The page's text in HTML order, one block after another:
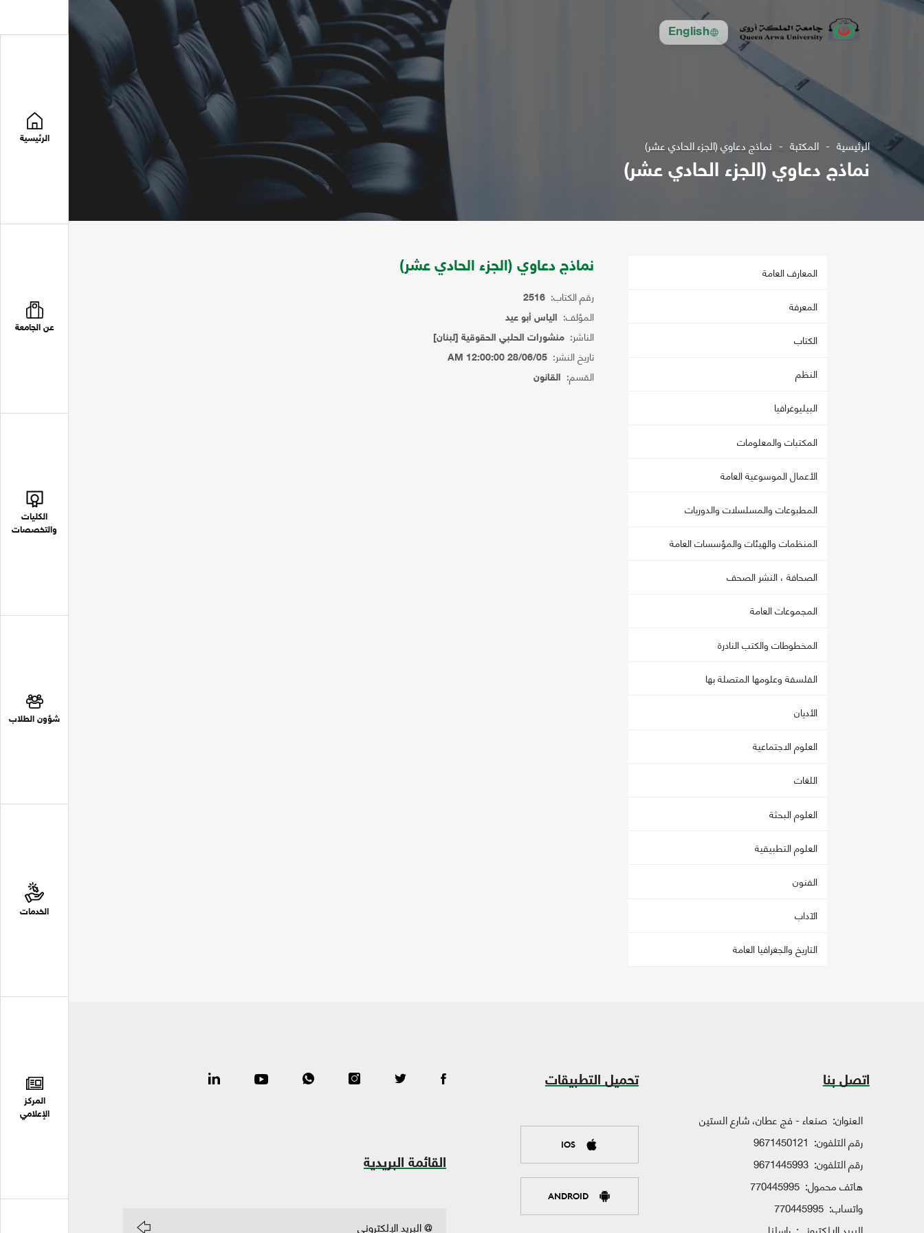
English
الرئيسية
عن الجامعة
الكليات
والتخصصات
شؤون الطلاب
الخدمات
المركز
الإعلامي
الرئيسية المكتبة نماذج دعاوي (الجزء الحادي عشر)
نماذج دعاوي (الجزء الحادي عشر)
المعارف العامة
المعرفة
الكتاب
النظم
البيليوغرافيا
المكتبات والمعلومات
الأعمال الموسوعية العامة
المطبوعات والمسلسلات والدوريات
المنظمات والهيئات والمؤسسات العامة
الصحافة ، النشر الصحف
المجموعات العامة
المخطوطات والكتب النادرة
الفلسفة وعلومها المتصلة بها
الأديان
العلوم الاجتماعية
اللغات
العلوم البحثة
العلوم التطبيقية
الفنون
الآداب
التاريخ والجغرافيا العامة
نماذج دعاوي (الجزء الحادي عشر)
رقم الكتاب: 2516
المؤلف: الياس أبو عيد
الناشر: منشورات الحلبي الحقوقية [لبنان]
تاريخ النشر: 28/06/05 12:00:00 AM
القسم: القانون
اتصل بنا
العنوان: صنعاء - فج عطان، شارع الستين
رقم التلفون: 9671450121
رقم التلفون: 9671445993
هاتف محمول: 770445995
واتساب: 770445995
تحميل التطبيقات
IOS
ANDROID
القائمة البريدية